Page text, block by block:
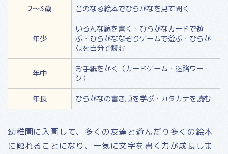
2～3歳 音のなる絵本でひらがなを見て聞く
年少
いろんな線を書く・ひらがなカードで遊
ぶ・ひらがななぞりゲームで遊ぶ・ひらが
なを自分で読む
年中
お手紙をかく（カードゲーム・迷路ワー
ク）
年長
ひらがなの書き順を学ぶ・カタカナを読む
幼稚園に入園して、多くの友達と遊んだり多くの絵本
に触れることになり、一気に文字を書く力が成長しま